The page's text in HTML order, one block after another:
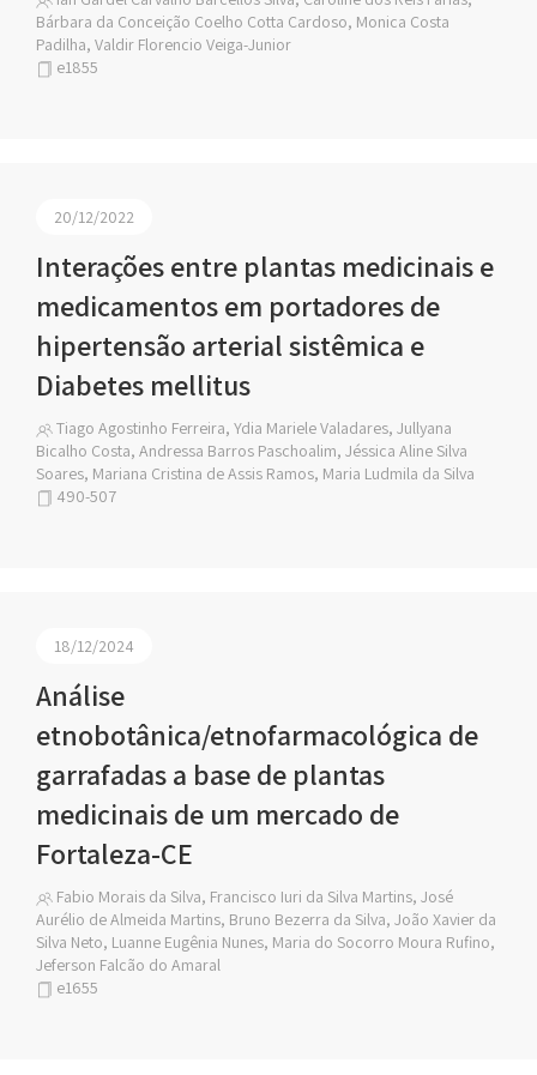
Bárbara da Conceição Coelho Cotta Cardoso, Monica Costa
Padilha, Valdir Florencio Veiga-Junior
e1855
20/12/2022
Interações entre plantas medicinais e
medicamentos em portadores de
hipertensão arterial sistêmica e
Diabetes mellitus
Tiago Agostinho Ferreira, Ydia Mariele Valadares, Jullyana
Bicalho Costa, Andressa Barros Paschoalim, Jéssica Aline Silva
Soares, Mariana Cristina de Assis Ramos, Maria Ludmila da Silva
490-507
18/12/2024
Análise
etnobotânica/etnofarmacológica de
garrafadas a base de plantas
medicinais de um mercado de
Fortaleza-CE
Fabio Morais da Silva, Francisco Iuri da Silva Martins, José
Aurélio de Almeida Martins, Bruno Bezerra da Silva, João Xavier da
Silva Neto, Luanne Eugênia Nunes, Maria do Socorro Moura Rufino,
Jeferson Falcão do Amaral
e1655